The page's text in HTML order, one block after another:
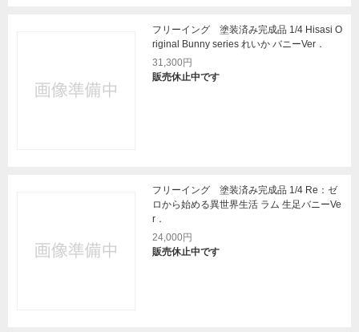
フリーイング 塗装済み完成品 1/4 Hisasi O
riginal Bunny series れいか バニーVer．
31,300円
販売休止中です
フリーイング 塗装済み完成品 1/4 Re：ゼ
ロから始める異世界生活 ラム 生足バニーVe
r．
24,000円
販売休止中です